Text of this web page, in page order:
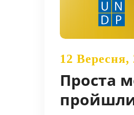
12 Вересня,
Проста